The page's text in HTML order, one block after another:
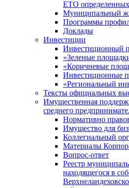
ЕТО определенных
Муниципальный
Программы
Доклады
Инвестиции
Инвестиционный
«Зеленые
«Коричневые
Инвестиционные
«Региональный
Тексты официальных
Имущественная
среднего
Нормативно
Имущество для
Коллегиальный
Материалы
Вопрос-ответ
Реестр
находящегося в